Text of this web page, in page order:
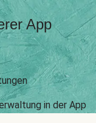
App
in der App